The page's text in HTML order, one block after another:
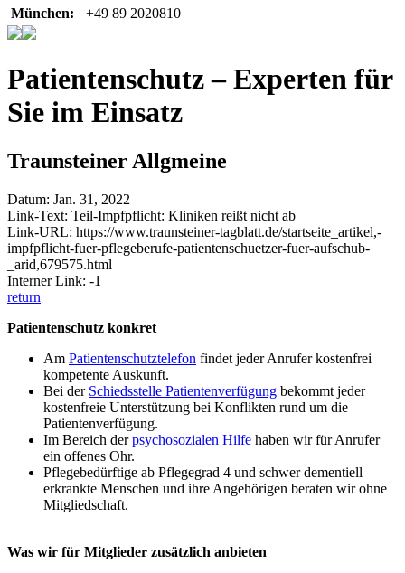
München:
+49 89 2020810
Patientenschutz – Experten für
Sie im Einsatz
Traunsteiner Allgmeine
Datum: Jan. 31, 2022
Link-Text: Teil-Impfpflicht: Kliniken reißt nicht ab
Link-URL: https://www.traunsteiner-tagblatt.de/startseite_artikel,-
impfpflicht-fuer-pflegeberufe-patientenschuetzer-fuer-aufschub-
_arid,679575.html
Interner Link: -1
return
Patientenschutz konkret
Am Patientenschutztelefon findet jeder Anrufer kostenfrei
kompetente Auskunft.
Bei der Schiedsstelle Patientenverfügung bekommt jeder
kostenfreie Unterstützung bei Konflikten rund um die
Patientenverfügung.
Im Bereich derpsychosozialen Hilfe haben wir für Anrufer
ein offenes Ohr.
Pflegebedürftige ab Pflegegrad 4 und schwer dementiell
erkrankte Menschen und ihre Angehörigen beraten wir ohne
Mitgliedschaft.
Was wir für Mitglieder zusätzlich anbieten